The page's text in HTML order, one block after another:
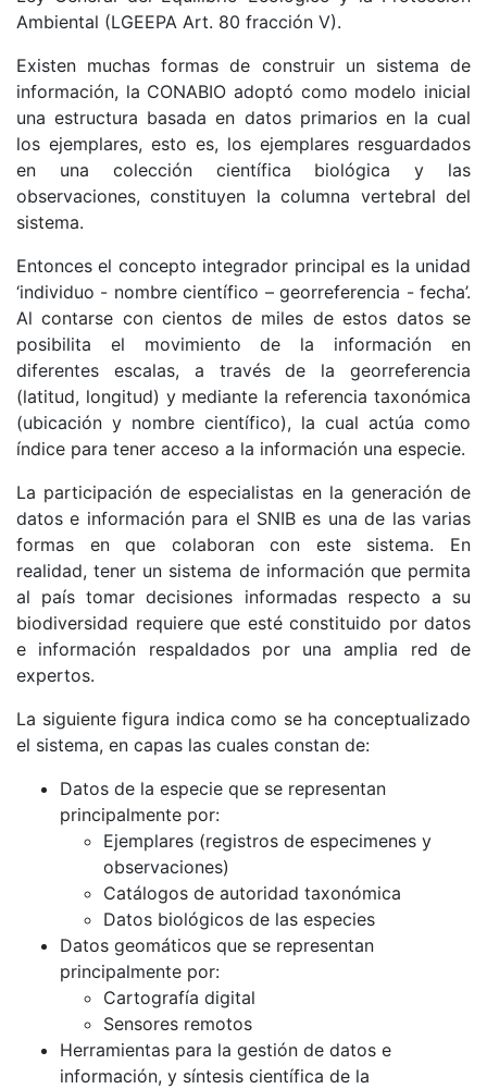
Ambiental (LGEEPA Art. 80 fracción V).
Existen muchas formas de construir un sistema de
información, la CONABIO adoptó como modelo inicial
una estructura basada en datos primarios en la cual
los ejemplares, esto es, los ejemplares resguardados
en una colección científica biológica y las
observaciones, constituyen la columna vertebral del
sistema.
Entonces el concepto integrador principal es la unidad
‘individuo - nombre científico – georreferencia - fecha’.
Al contarse con cientos de miles de estos datos se
posibilita el movimiento de la información en
diferentes escalas, a través de la georreferencia
(latitud, longitud) y mediante la referencia taxonómica
(ubicación y nombre científico), la cual actúa como
índice para tener acceso a la información una especie.
La participación de especialistas en la generación de
datos e información para el SNIB es una de las varias
formas en que colaboran con este sistema. En
realidad, tener un sistema de información que permita
al país tomar decisiones informadas respecto a su
biodiversidad requiere que esté constituido por datos
e información respaldados por una amplia red de
expertos.
La siguiente figura indica como se ha conceptualizado
el sistema, en capas las cuales constan de:
Datos de la especie que se representan
principalmente por:
Ejemplares (registros de especimenes y
observaciones)
Catálogos de autoridad taxonómica
Datos biológicos de las especies
Datos geomáticos que se representan
principalmente por:
Cartografía digital
Sensores remotos
Herramientas para la gestión de datos e
información, y síntesis científica de la